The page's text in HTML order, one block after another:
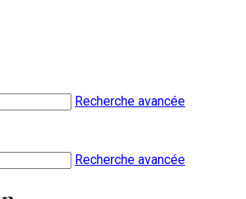
Recherche avancée
Recherche avancée